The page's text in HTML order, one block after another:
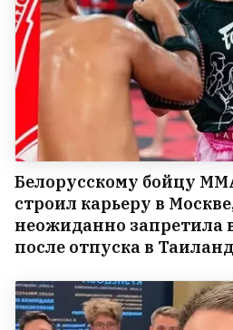
Белорусскому бойцу
строил карьеру в
неожиданно запретила
после отпуска в